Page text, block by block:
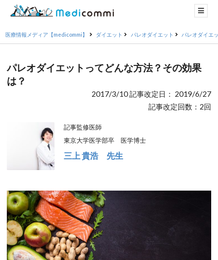
医療情報メディア【medicommi】 ダイエット パレオダイエット パレオダイエ
パレオダイエットってどんな方法？その効果
は？
2017/3/10 記事改定日： 2019/6/27
記事改定回数：2回
記事監修医師
東京大学医学部卒 医学博士
三上 貴浩 先生